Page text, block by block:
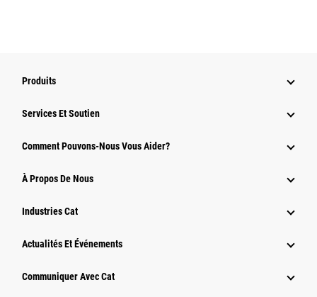
Produits
Services Et Soutien
Comment Pouvons-Nous Vous Aider?
À Propos De Nous
Industries Cat
Actualités Et Événements
Communiquer Avec Cat